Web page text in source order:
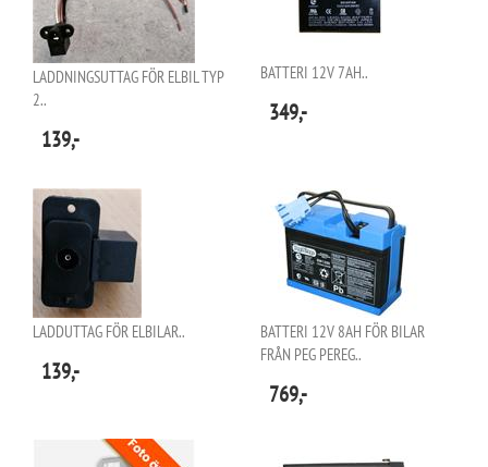
LADDNINGSUTTAG FÖR ELBIL TYP
2..
139,-
BATTERI 12V 7AH..
349,-
LADDUTTAG FÖR ELBILAR..
139,-
BATTERI 12V 8AH FÖR BILAR
FRÅN PEG PEREG..
769,-